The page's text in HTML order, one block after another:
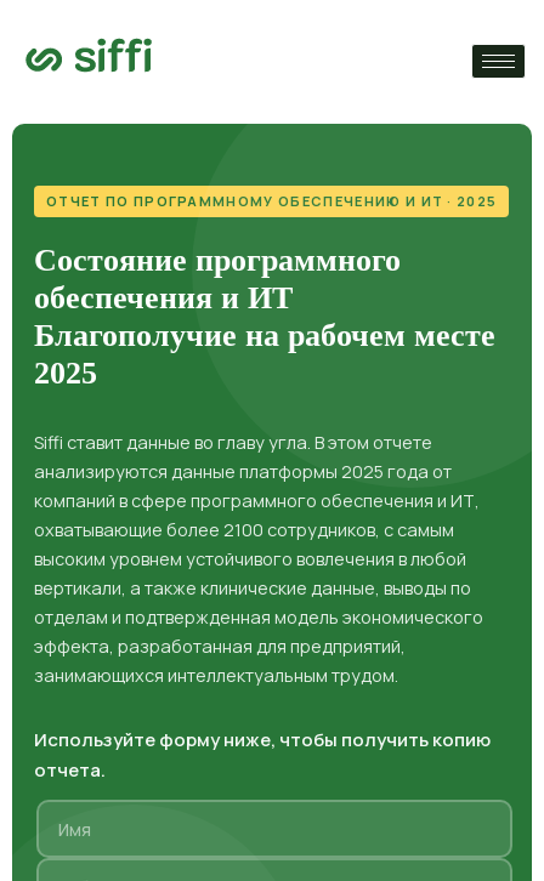
›
ОТЧЕТ ПО ПРОГРАММНОМУ ОБЕСПЕЧЕНИЮ И ИТ · 2025
Состояние программного
обеспечения и ИТ
Благополучие на рабочем месте
2025
Siffi ставит данные во главу угла. В этом отчете
анализируются данные платформы 2025 года от
компаний в сфере программного обеспечения и ИТ,
охватывающие более 2100 сотрудников, с самым
высоким уровнем устойчивого вовлечения в любой
вертикали, а также клинические данные, выводы по
отделам и подтвержденная модель экономического
эффекта, разработанная для предприятий,
занимающихся интеллектуальным трудом.
Используйте форму ниже, чтобы получить копию
отчета.